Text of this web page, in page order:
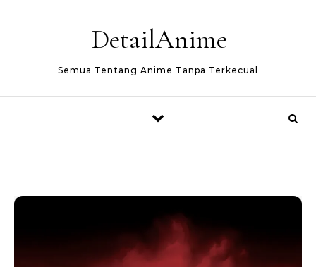
DetailAnime
Semua Tentang Anime Tanpa Terkecual